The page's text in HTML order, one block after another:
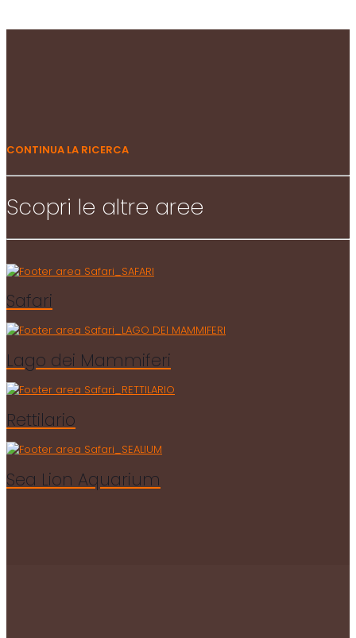
CONTINUA LA RICERCA
Scopri le altre aree
Safari
Lago dei Mammiferi
Rettilario
Sea Lion Aquarium